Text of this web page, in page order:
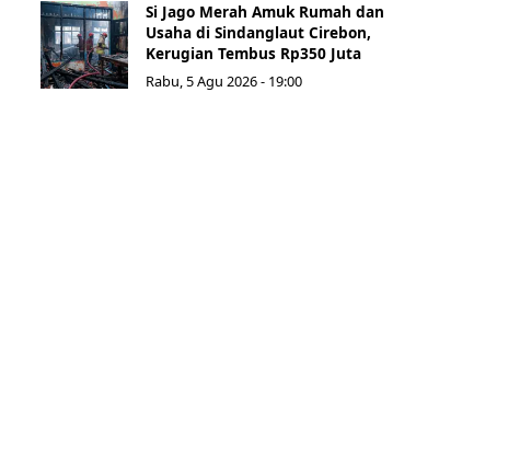
Si Jago Merah Amuk Rumah dan
Usaha di Sindanglaut Cirebon,
Kerugian Tembus Rp350 Juta
Rabu, 5 Agu 2026 - 19:00